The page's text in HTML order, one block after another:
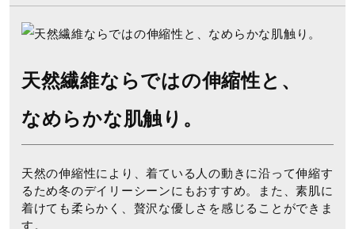
天然繊維ならではの伸縮性と、
なめらかな肌触り。
天然の伸縮性により、着ている人の動きに沿って伸縮す
るため冬のデイリーシーンにもおすすめ。また、素肌に
着けても柔らかく、贅沢な優しさを感じることができま
す。